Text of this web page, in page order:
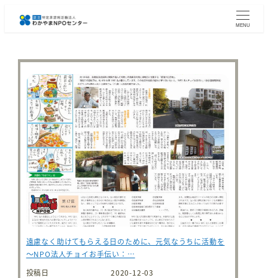
MENU
遠慮なく助けてもらえる日のために、元気なうちに活動を
～NPO法人チョイお手伝い：…
投稿日
2020-12-03